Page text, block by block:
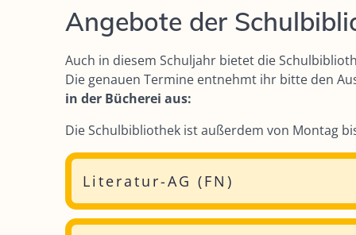
Angebote der
Auch in diesem Schuljahr bietet die
Die genauen Termine entnehmt ihr bitte den
in der Bücherei aus:
Die Schulbibliothek ist außerdem von Montag
Literatur-AG (FN)
Was: